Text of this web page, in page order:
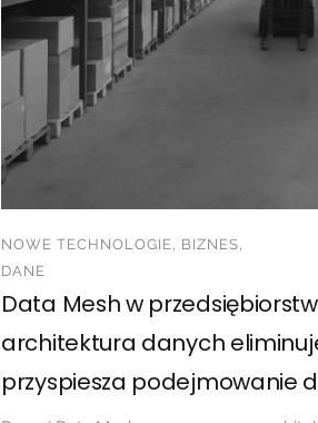
NOWE TECHNOLOGIE, BIZNES,
DANE
Data Mesh w
architektura danych
przyspiesza podejmowanie